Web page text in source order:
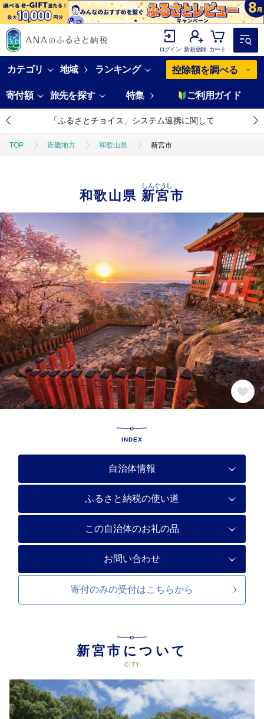
ログイン 新規登録 カート
カテゴリ 地域 ランキング 控除額を調べる
寄付額 旅先を探す 特集 ご利用ガイド
「ふるさとチョイス」システム連携に関して
TOP 近畿地方 和歌山県 新宮市
和歌山県新宮市
しんぐうし
INDEX
自治体情報
ふるさと納税の使い道
この自治体のお礼の品
お問い合わせ
寄付のみの受付はこちらから
新宮市について